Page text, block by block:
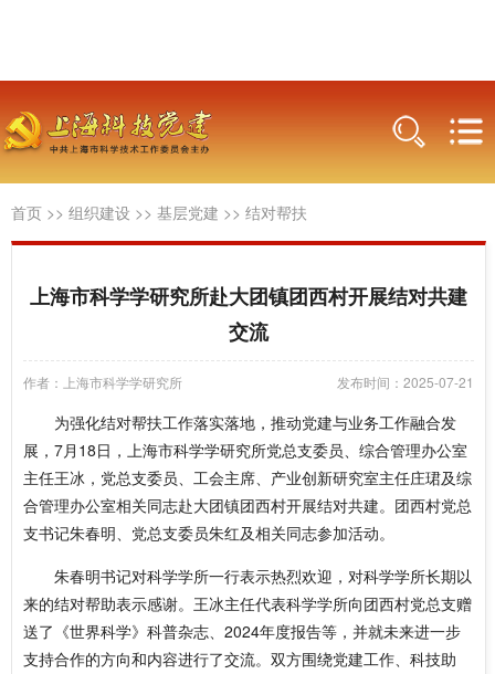
首页 >> 组织建设 >> 基层党建 >> 结对帮扶
上海市科学学研究所赴大团镇团西村开展结对共建
交流
作者：上海市科学学研究所 发布时间：2025-07-21
为强化结对帮扶工作落实落地，推动党建与业务工作融合发
展，7月18日， 上海市科学学研究所党总支委员、综合管理办公室
主任王冰，党总支委员、工会主席、产业创新研究室主任庄珺及综
合管理办公室相关同志赴大团镇团西村开展结对共建。团西村党总
支书记朱春明、党总支委员朱红及相关同志参加活动。
朱春明书记对科学学所一行表示热烈欢迎，对科学学所长期以
来的结对帮助表示感谢。王冰主任代表科学学所向团西村党总支赠
送了《世界科学》科普杂志、2024年度报告等，并就未来进一步
支持合作的方向和内容进行了交流。双方围绕党建工作、科技助